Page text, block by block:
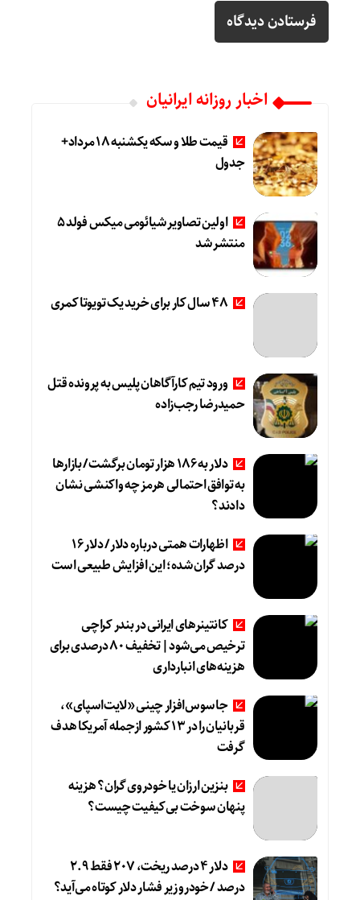
اخبار روزانه ایرانیان
قیمت طلا و سکه یکشنبه 18 مرداد+
جدول
اولین تصاویر شیائومی میکس فولد ۵
منتشر شد
۴۸ سال کار برای خرید یک تویوتا کمری
ورود تیم کارآگاهان پلیس به پرونده قتل
حمیدرضا رجب‌زاده
دلار به 186 هزار تومان برگشت/ بازارها
به توافق احتمالی هرمز چه واکنشی نشان
دادند؟
اظهارات همتی درباره دلار/ دلار ۱۶
درصد گران شده؛ این افزایش طبیعی است
کانتینرهای ایرانی در بندر کراچی
ترخیص می‌شود| تخفیف ۸۰ درصدی برای
هزینه‌های انبارداری
جاسوس‌افزار چینی «لایت‌اسپای»،
قربانیان را در ۱۳ کشور ازجمله آمریکا هدف
گرفت
بنزین ارزان یا خودروی گران؟ هزینه
پنهان سوخت بی‌کیفیت چیست؟
دلار ۴ درصد ریخت، ۲۰۷ فقط ۲.۹
درصد / خودرو زیر فشار دلار کوتاه می‌آید؟